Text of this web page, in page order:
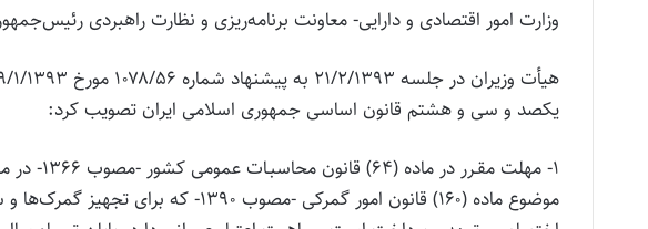
وزارت امور اقتصادی و دارایی- معاونت برنامه‌ریزی و نظارت راهبردی رئیس‌جمهور
یکصد و سی و هشتم قانون اساسی جمهوری اسلامی ایران تصویب کرد:
۱- مهلت
موضوع ماده (۱۶۰) قانون امور گمرکی -مصوب